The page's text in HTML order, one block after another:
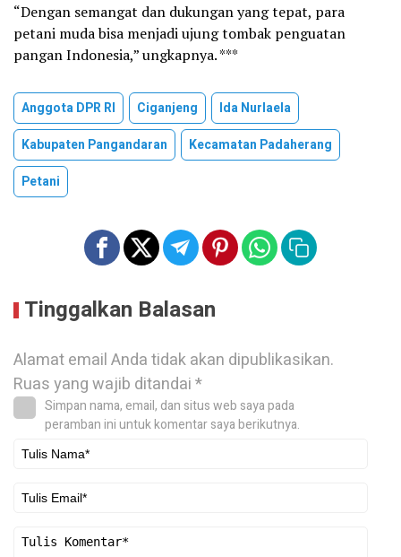
“Dengan semangat dan dukungan yang tepat, para
petani muda bisa menjadi ujung tombak penguatan
pangan Indonesia,” ungkapnya. ***
Anggota DPR RI Ciganjeng
Ida Nurlaela
Kabupaten Pangandaran
Kecamatan Padaherang
Petani
Tinggalkan Balasan
Alamat email Anda tidak akan dipublikasikan.
Ruas yang wajib ditandai*
Simpan nama, email, dan situs web saya pada
peramban ini untuk komentar saya berikutnya.